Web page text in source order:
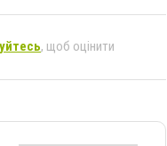
, щоб оцінити